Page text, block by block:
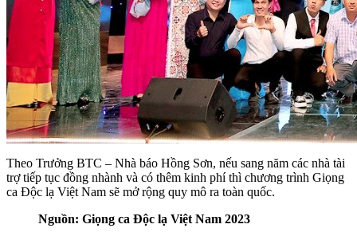
Theo Trưởng BTC – Nhà báo Hồng Sơn, nếu sang năm các nhà tài
trợ tiếp tục đồng nhành và có thêm kinh phí thì chương trình Giọng
ca Độc lạ Việt Nam sẽ mở rộng quy mô ra toàn quốc.
Nguồn: Giọng ca Độc lạ Việt Nam 2023